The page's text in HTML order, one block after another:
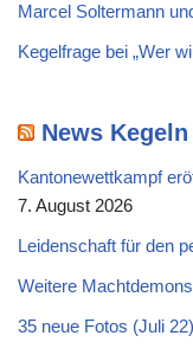
Marcel Soltermann
Kegelfrage bei „Wer
News Kegeln
Kantonewettkampf
7. August 2026
Leidenschaft für den
Weitere
35 neue Fotos (Juli 22)